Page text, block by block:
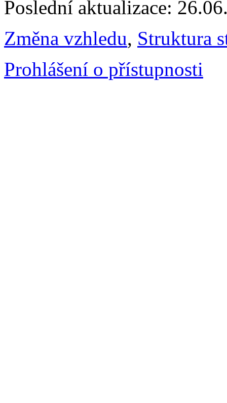
Poslední aktualizace:
Změna vzhledu, Struktura
Prohlášení o přístupnosti